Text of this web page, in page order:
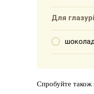
Для глазурі
Спробуйте також